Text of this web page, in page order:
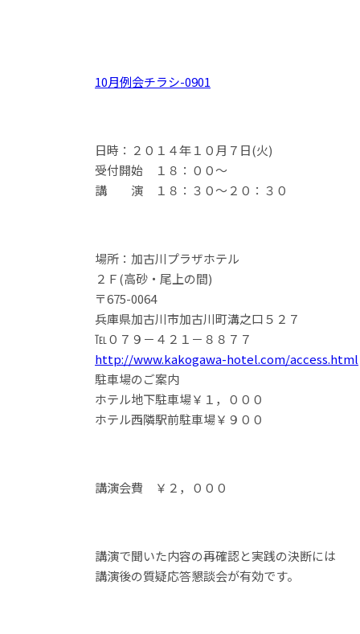
10月例会チラシ-0901
日時：２０１４年１０月７日(火)
受付開始 １８：００～
講 演 １８：３０～２０：３０
場所：加古川プラザホテル
２Ｆ(高砂・尾上の間)
〒675-0064
兵庫県加古川市加古川町溝之口５２７
℡０７９－４２１－８８７７
http://www.kakogawa-hotel.com/access.html
駐車場のご案内
ホテル地下駐車場￥１，０００
ホテル西隣駅前駐車場￥９００
講演会費 ￥２，０００
講演で聞いた内容の再確認と実践の決断には
講演後の質疑応答懇談会が有効です。